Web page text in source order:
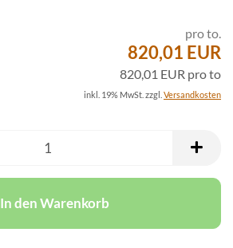
pro to.
820,01 EUR
820,01 EUR pro to
inkl. 19% MwSt. zzgl. Versandkosten
In den Warenkorb